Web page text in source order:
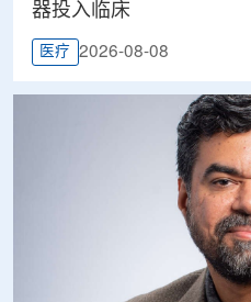
器投入临床
医疗 2026-08-08